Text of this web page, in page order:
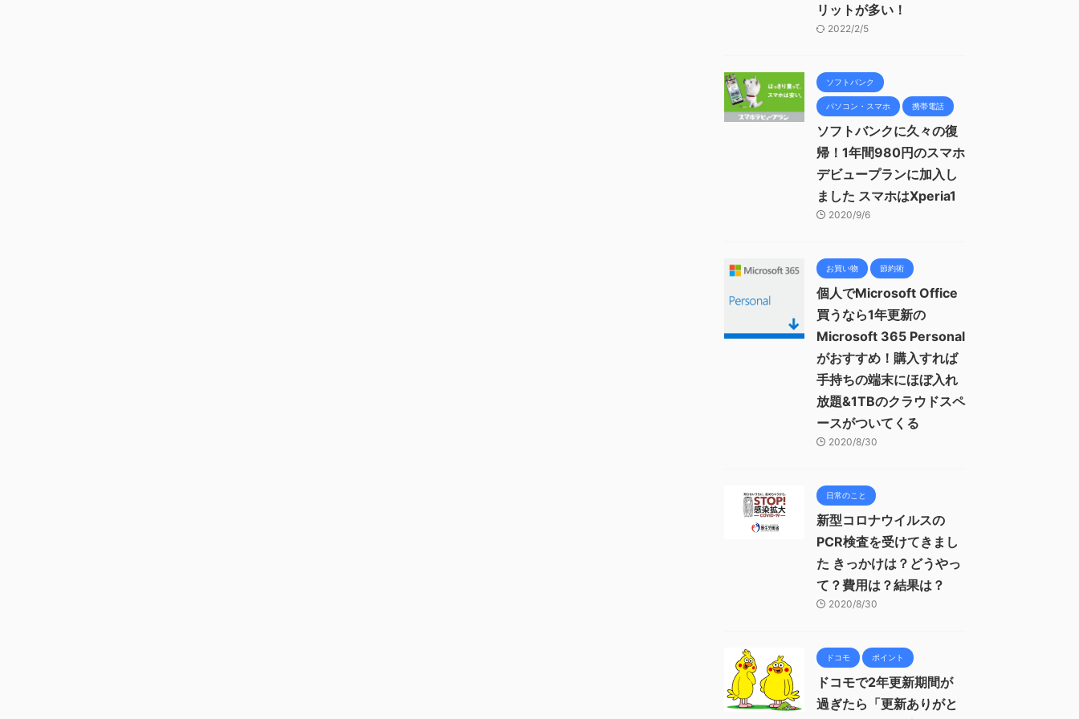
リットが多い！
2022/2/5
ソフトバンク
パソコン・スマホ 携帯電話
ソフトバンクに久々の復
帰！1年間980円のスマホ
デビュープランに加入し
ました スマホはXperia1
2020/9/6
お買い物 節約術
個人でMicrosoft Office
買うなら1年更新の
Microsoft 365 Personal
がおすすめ！購入すれば
手持ちの端末にほぼ入れ
放題&1TBのクラウドスペ
ースがついてくる
2020/8/30
日常のこと
新型コロナウイルスの
PCR検査を受けてきまし
た きっかけは？どうやっ
て？費用は？結果は？
2020/8/30
ドコモ ポイント
ドコモで2年更新期間が
過ぎたら「更新ありがと